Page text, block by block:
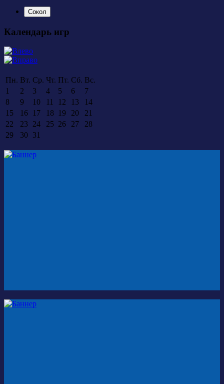
Сокол
Календарь игр
Пн. Вт. Ср. Чт. Пт. Сб. Вс.
1
2 3 4 5 6
7
8
9 10 11 12 13
14
15
16 17 18 19 20
21
22
23 24 25 26 27
28
29
30 31